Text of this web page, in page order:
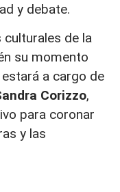
y debate.
culturales de la
su momento
a cargo de
Corizzo,
para coronar
y las